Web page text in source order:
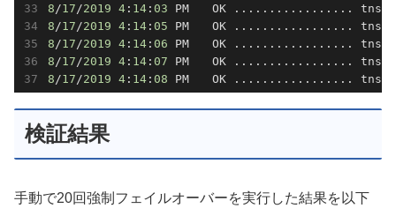
8 /17 /2019 4 : 14 :03 PM　　OK .................
8 /17 /2019 4 : 14 :05 PM　　OK .................
8 /17 /2019 4 : 14 :06 PM　　OK .................
8 /17 /2019 4 : 14 :07 PM　　OK .................
8 /17 /2019 4 : 14 :08 PM　　OK .................
検証結果
手動で20回強制フェイルオーバーを実行した結果を以下